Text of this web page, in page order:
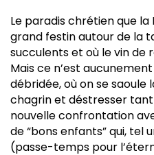
Le paradis chrétien que la
grand festin autour de la
succulents et où le vin de
Mais ce n’est
débridée, où on se saoule
chagrin et déstresser
nouvelle confrontation
de “bons enfants” qui, tel
(passe-temps pour